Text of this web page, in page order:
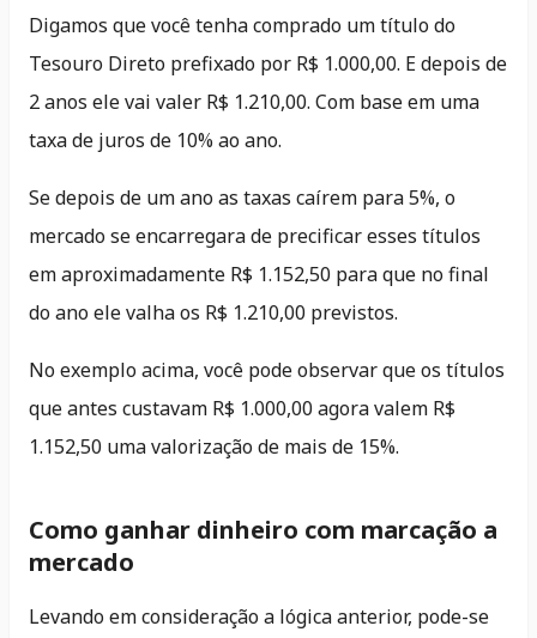
Digamos que você tenha comprado um título do
Tesouro Direto prefixado por R$ 1.000,00. E depois de
2 anos ele vai valer R$ 1.210,00. Com base em uma
taxa de juros de 10% ao ano.
Se depois de um ano as taxas caírem para 5%, o
mercado se encarregara de precificar esses títulos
em aproximadamente R$ 1.152,50 para que no final
do ano ele valha os R$ 1.210,00 previstos.
No exemplo acima, você pode observar que os títulos
que antes custavam R$ 1.000,00 agora valem R$
1.152,50 uma valorização de mais de 15%.
Como ganhar dinheiro com marcação a
mercado
Levando em consideração a lógica anterior, pode-se